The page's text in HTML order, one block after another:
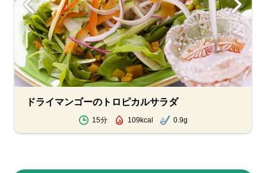
ドライマンゴーのトロピカルサラダ
15分 109kcal 0.9g